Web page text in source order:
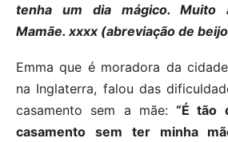
tenha um dia mágico. Muito
Mamãe. xxxx (abreviação de
Emma que é moradora da
na Inglaterra, falou das
casamento sem a mãe: “É tão
casamento sem ter minha